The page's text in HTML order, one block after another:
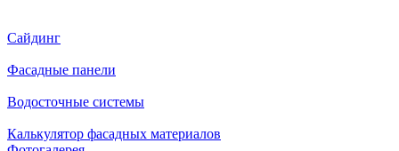
Сайдинг
Фасадные панели
Водосточные системы
Калькулятор фасадных материалов